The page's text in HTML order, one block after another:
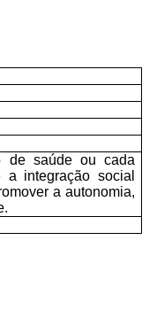
de saúde ou cada
integração social
a autonomia,